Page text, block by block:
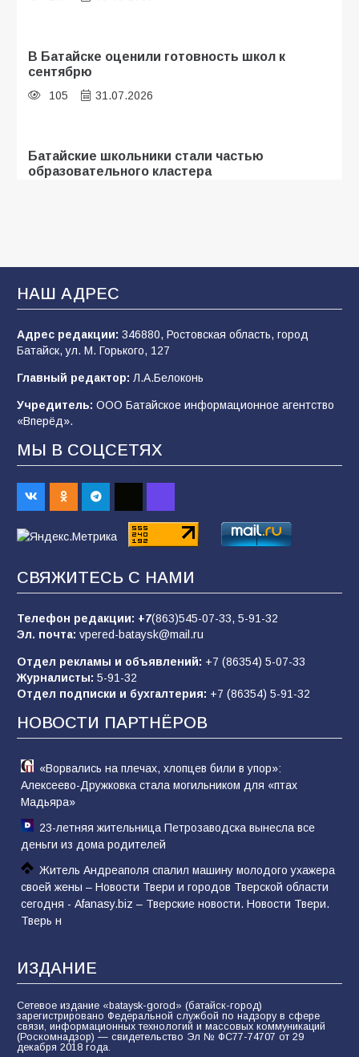
В Батайске оценили готовность школ к
сентябрю
105 31.07.2026
Батайские школьники стали частью
образовательного кластера
деле происходит в армии России в августе
2026 года
99 03.08.2026
«Пургу нести — не поля переходить»: почему
заявления о мобилизации — это
пропагандистский вброс
заявления Киева о мобилизации — это
отчаяние, а не разведка
80 02.08.2026
Батайчане привезли 20 наград с областных
соревнований
77 06.08.2026
НАШ АДРЕС
Адрес редакции: 346880, Ростовская область, город
Батайск, ул. М. Горького, 127
Главный редактор: Л.А.Белоконь
Учредитель: ООО Батайское информационное агентство
«Вперёд».
МЫ В СОЦСЕТЯХ
СВЯЖИТЕСЬ С НАМИ
Телефон редакции: +7(863)545-07-33, 5-91-32
Эл. почта: vpered-bataysk@mail.ru
Отдел рекламы и объявлений: +7 (86354) 5-07-33
Журналисты: 5-91-32
Отдел подписки и бухгалтерия: +7 (86354) 5-91-32
НОВОСТИ ПАРТНЁРОВ
«Ворвались на плечах, хлопцев били в упор»:
Алексеево-Дружковка стала могильником для «птах
Мадьяра»
23-летняя жительница Петрозаводска вынесла все
деньги из дома родителей
Житель Андреаполя спалил машину молодого ухажера
своей жены – Новости Твери и городов Тверской области
сегодня - Afanasy.biz – Тверские новости. Новости Твери.
Тверь н
ИЗДАНИЕ
Сетевое издание «bataysk-gorod» (батайск-город)
зарегистрировано Федеральной службой по надзору в сфере
связи, информационных технологий и массовых коммуникаций
(Роскомнадзор) — свидетельство Эл № ФС77-74707 от 29
декабря 2018 года.